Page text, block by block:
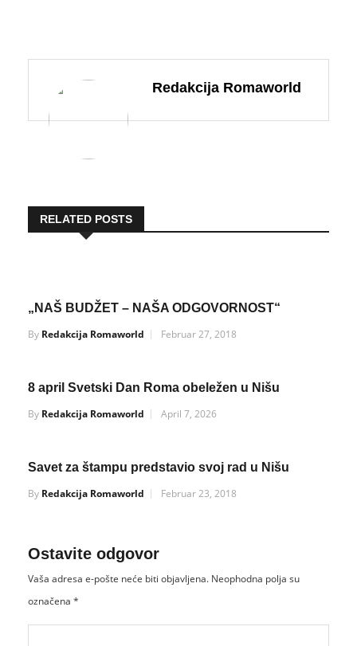
Redakcija Romaworld
RELATED POSTS
„NAŠ BUDŽET – NAŠA ODGOVORNOST“
By Redakcija Romaworld Februar 27, 2018
8 april Svetski Dan Roma obeležen u Nišu
By Redakcija Romaworld April 7, 2026
Savet za štampu predstavio svoj rad u Nišu
By Redakcija Romaworld Februar 23, 2018
Ostavite odgovor
Vaša adresa e-pošte neće biti objavljena. Neophodna polja su
označena *